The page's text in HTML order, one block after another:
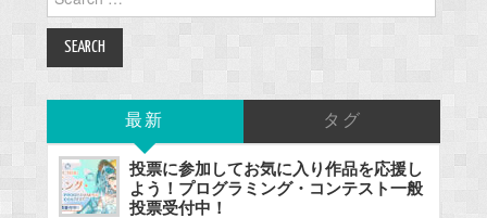
for:
最新 タグ
投票に参加してお気に入り作品を応援し
よう！プログラミング・コンテスト一般
投票受付中！